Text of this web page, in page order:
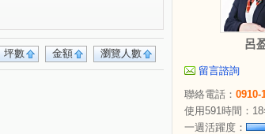
瀏覽人數
金額
坪數
呂
留言諮詢
聯絡電話： 0910-
使用591時間：18
一週活躍度：